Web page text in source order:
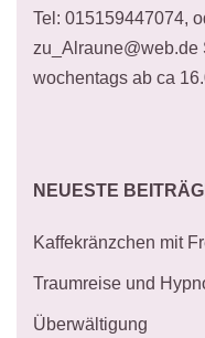
Tel: 015159447074,
zu_Alraune@web.de
wochentags ab ca
NEUESTE
Kaffekränzchen mit
Traumreise und
Überwältigung